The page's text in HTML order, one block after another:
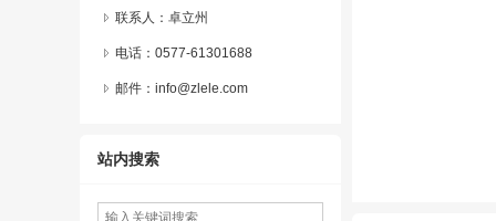
联系人：卓立州
电话：0577-61301688
邮件：info@zlele.com
站内搜索